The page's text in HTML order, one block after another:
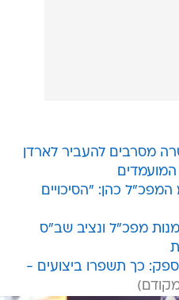
מסרבים להעביר לארדן
כהן: "הסיכויים
מפכ"ל ונציב שב"ס
כך תשפרו ביצועים -